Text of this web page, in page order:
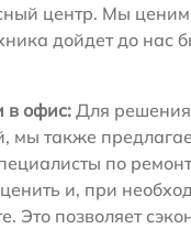
центр. Мы
дойдет до нас
в офис: Для
мы также
по
и, при
Это позволяет